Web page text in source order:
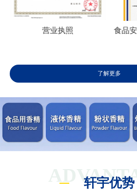
营业执照 食品
了解更多
轩宇优势